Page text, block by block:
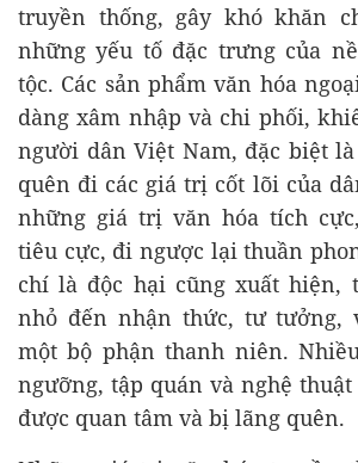
truyền thống, gây khó khăn
những yếu tố đặc trưng của
tộc. Các sản phẩm văn hóa
dàng xâm nhập và chi phối,
người dân Việt Nam, đặc biệt
quên đi các giá trị cốt lõi của
những giá trị văn hóa tích
tiêu cực, đi ngược lại thuần
chí là độc hại cũng xuất hiện,
nhỏ đến nhận thức, tư tưởng,
một bộ phận thanh niên.
ngưỡng, tập quán và nghệ
được quan tâm và bị lãng quên.